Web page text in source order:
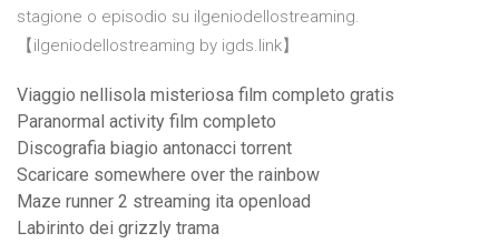
stagione o episodio su ilgeniodellostreaming.
【ilgeniodellostreaming by igds.link】
Viaggio nellisola misteriosa film completo gratis
Paranormal activity film completo
Discografia biagio antonacci torrent
Scaricare somewhere over the rainbow
Maze runner 2 streaming ita openload
Labirinto dei grizzly trama